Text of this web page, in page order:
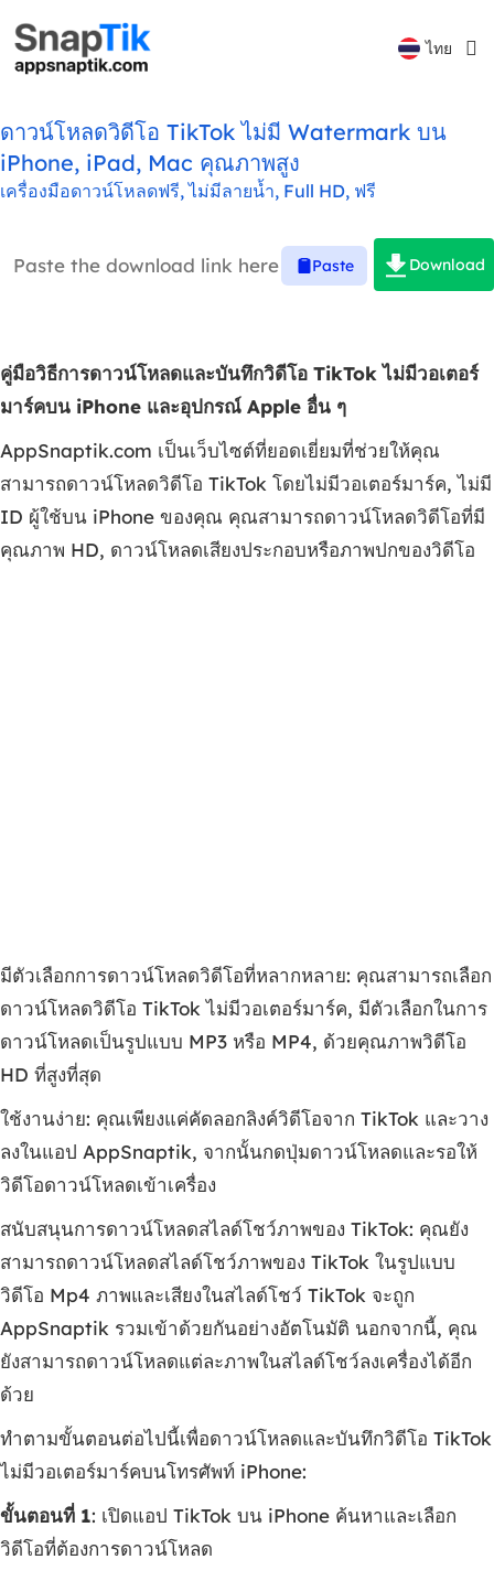
ไทย
Русский
ดาวน์โหลดวิดีโอ TikTok ไม่มี Watermark บน
iPhone, iPad, Mac คุณภาพสูง
เครื่องมือดาวน์โหลดฟรี, ไม่มีลายน้ำ, Full HD, ฟรี
Paste Download
คู่มือวิธีการดาวน์โหลดและบันทึกวิดีโอ TikTok ไม่มีวอเตอร์
มาร์คบน iPhone และอุปกรณ์ Apple อื่น ๆ
AppSnaptik.com เป็นเว็บไซต์ที่ยอดเยี่ยมที่ช่วยให้คุณ
สามารถดาวน์โหลดวิดีโอ TikTok โดยไม่มีวอเตอร์มาร์ค, ไม่มี
ID ผู้ใช้บน iPhone ของคุณ คุณสามารถดาวน์โหลดวิดีโอที่มี
คุณภาพ HD, ดาวน์โหลดเสียงประกอบหรือภาพปกของวิดีโอ
มีตัวเลือกการดาวน์โหลดวิดีโอที่หลากหลาย: คุณสามารถเลือก
ดาวน์โหลดวิดีโอ TikTok ไม่มีวอเตอร์มาร์ค, มีตัวเลือกในการ
ดาวน์โหลดเป็นรูปแบบ MP3 หรือ MP4, ด้วยคุณภาพวิดีโอ
HD ที่สูงที่สุด
ใช้งานง่าย: คุณเพียงแค่คัดลอกลิงค์วิดีโอจาก TikTok และวาง
ลงในแอป AppSnaptik, จากนั้นกดปุ่มดาวน์โหลดและรอให้
วิดีโอดาวน์โหลดเข้าเครื่อง
สนับสนุนการดาวน์โหลดสไลด์โชว์ภาพของ TikTok: คุณยัง
สามารถดาวน์โหลดสไลด์โชว์ภาพของ TikTok ในรูปแบบ
วิดีโอ Mp4 ภาพและเสียงในสไลด์โชว์ TikTok จะถูก
AppSnaptik รวมเข้าด้วยกันอย่างอัตโนมัติ นอกจากนี้, คุณ
ยังสามารถดาวน์โหลดแต่ละภาพในสไลด์โชว์ลงเครื่องได้อีก
ด้วย
ทำตามขั้นตอนต่อไปนี้เพื่อดาวน์โหลดและบันทึกวิดีโอ TikTok
ไม่มีวอเตอร์มาร์คบนโทรศัพท์ iPhone:
ขั้นตอนที่ 1: เปิดแอป TikTok บน iPhone ค้นหาและเลือก
วิดีโอที่ต้องการดาวน์โหลด